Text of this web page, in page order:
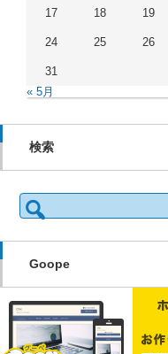
17 18 19
24 25 26
31
« 5月
検索
検
索:
Goope